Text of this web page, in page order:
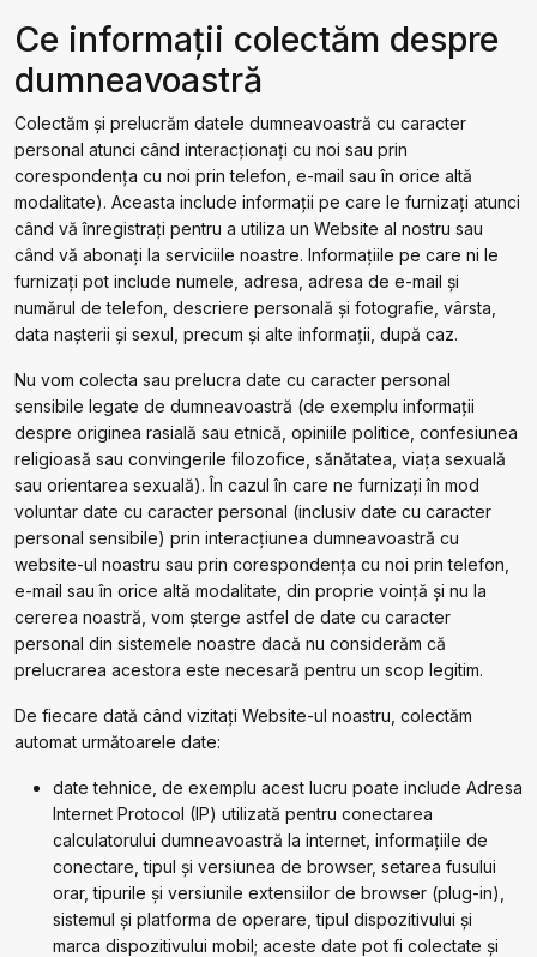
Ce informații colectăm despre
dumneavoastră
Colectăm și prelucrăm datele dumneavoastră cu caracter
personal atunci când interacționați cu noi sau prin
corespondența cu noi prin telefon, e-mail sau în orice altă
modalitate). Aceasta include informații pe care le furnizați atunci
când vă înregistrați pentru a utiliza un Website al nostru sau
când vă abonați la serviciile noastre. Informațiile pe care ni le
furnizați pot include numele, adresa, adresa de e-mail și
numărul de telefon, descriere personală și fotografie, vârsta,
data nașterii și sexul, precum și alte informații, după caz.
Nu vom colecta sau prelucra date cu caracter personal
sensibile legate de dumneavoastră (de exemplu informații
despre originea rasială sau etnică, opiniile politice, confesiunea
religioasă sau convingerile filozofice, sănătatea, viața sexuală
sau orientarea sexuală). În cazul în care ne furnizați în mod
voluntar date cu caracter personal (inclusiv date cu caracter
personal sensibile) prin interacțiunea dumneavoastră cu
website-ul noastru sau prin corespondența cu noi prin telefon,
e-mail sau în orice altă modalitate, din proprie voință și nu la
cererea noastră, vom șterge astfel de date cu caracter
personal din sistemele noastre dacă nu considerăm că
prelucrarea acestora este necesară pentru un scop legitim.
De fiecare dată când vizitați Website-ul noastru, colectăm
automat următoarele date:
date tehnice, de exemplu acest lucru poate include Adresa
Internet Protocol (IP) utilizată pentru conectarea
calculatorului dumneavoastră la internet, informațiile de
conectare, tipul și versiunea de browser, setarea fusului
orar, tipurile și versiunile extensiilor de browser (plug-in),
sistemul și platforma de operare, tipul dispozitivului și
marca dispozitivului mobil; aceste date pot fi colectate și